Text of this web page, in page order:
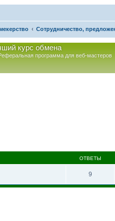
Сотрудничество,
курс обмена
программа для веб-мастеров
ОТВЕТЫ
9